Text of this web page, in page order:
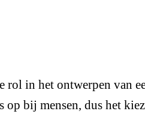
rol in het ontwerpen van
op bij mensen, dus het